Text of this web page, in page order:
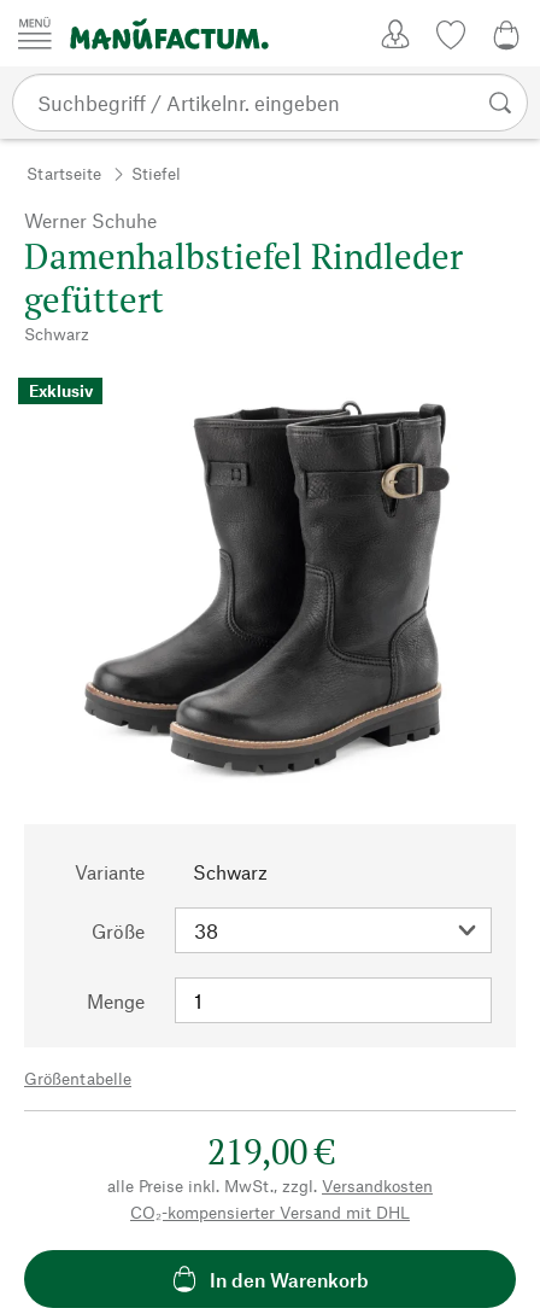
Zum Inhalt springen
Startseite Stiefel
Werner Schuhe
Damenhalbstiefel Rindleder
gefüttert
Schwarz
Exklusiv
Variante Schwarz
Größe
Menge
Größentabelle
219,00 €
alle Preise inkl. MwSt., zzgl. Versandkosten
CO₂-kompensierter Versand mit DHL
In den Warenkorb